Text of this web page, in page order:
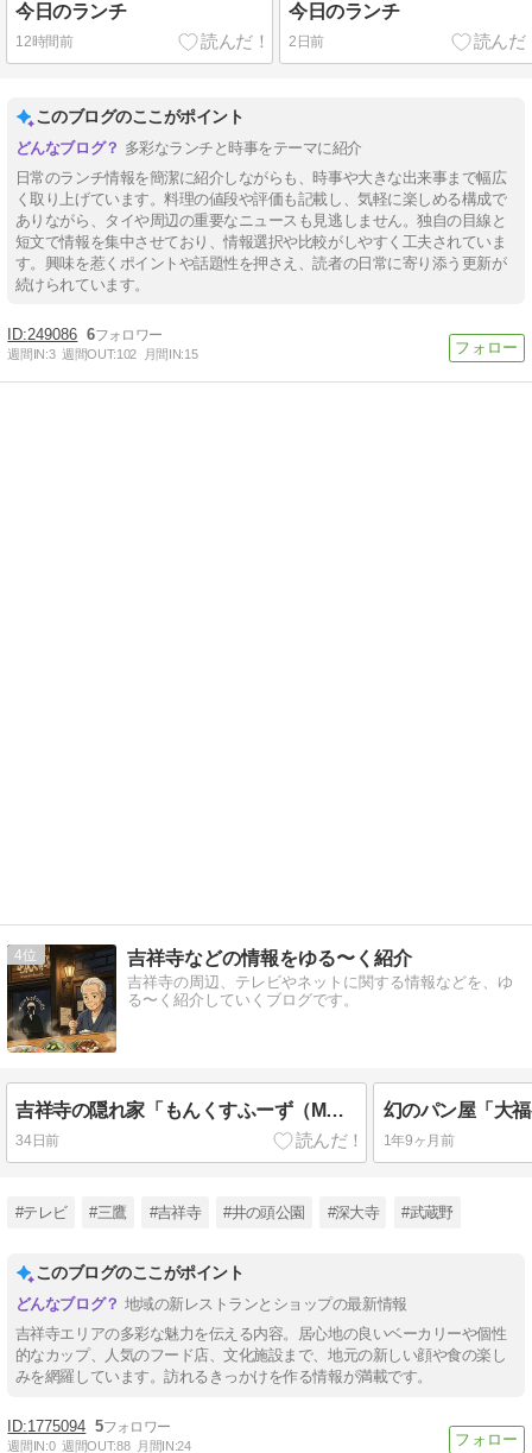
今日のランチ
12時間前
今日のランチ
2日前
このブログのここがポイント
多彩なランチと時事をテーマに紹介
日常のランチ情報を簡潔に紹介しながらも、時事や大きな出来事まで幅広
く取り上げています。料理の値段や評価も記載し、気軽に楽しめる構成で
ありながら、タイや周辺の重要なニュースも見逃しません。独自の目線と
短文で情報を集中させており、情報選択や比較がしやすく工夫されていま
す。興味を惹くポイントや話題性を押さえ、読者の日常に寄り添う更新が
続けられています。
249086 6
週間IN:3 週間OUT:102 月間IN:15
4 吉祥寺などの情報をゆる〜く紹介
吉祥寺の周辺、テレビやネットに関する情報などを、ゆ
る〜く紹介していくブログです。
吉祥寺の隠れ家「もんくすふーず（MONK’S FOODS）」｜昼も夜も味わえるヘルシー定食は大人が通いたくなる一軒
34日前 1年9ヶ月前
#テレビ #三鷹 #吉祥寺 #井の頭公園 #深大寺 #武蔵野
このブログのここがポイント
地域の新レストランとショップの最新情報
吉祥寺エリアの多彩な魅力を伝える内容。居心地の良いベーカリーや個性
的なカップ、人気のフード店、文化施設まで、地元の新しい顔や食の楽し
みを網羅しています。訪れるきっかけを作る情報が満載です。
1775094 5
週間IN:0 週間OUT:88 月間IN:24